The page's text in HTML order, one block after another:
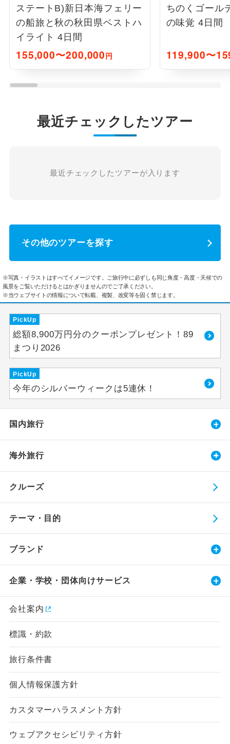
ステートB)新日本海フェリー
の船旅と秋の秋田県ベストハ
イライト 4日間
155,000〜200,000円
ちのくゴール
の味覚 4日間
119,900〜
最近チェックしたツアー
最近チェックしたツアーが入ります
その他のツアーを探す
※写真・イラストはすべてイメージです。ご旅行中に必ずしも同じ角度・高度・天候での
風景をご覧いただけるとはかぎりませんのでご了承ください。
※当ウェブサイトの情報について転載、複製、改変等を固く禁じます。
PickUp
総額8,900万円分のクーポンプレゼント！89
まつり2026
PickUp
今年のシルバーウィークは5連休！
国内旅行
海外旅行
クルーズ
テーマ・目的
ブランド
企業・学校・団体向けサービス
会社案内
標識・約款
旅行条件書
個人情報保護方針
カスタマーハラスメント方針
ウェブアクセシビリティ方針